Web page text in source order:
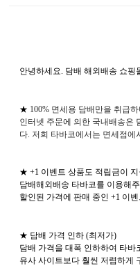
안녕하세요. 담배 해외배송 쇼핑
★ 100% 면세용 담배만을 취급하
인터넷 주문에 의한 국내배송은
다. 저희 타바코에서는 면세점에
★ +1 이벤트 상품도 적립금이
담배해외배송 타바코를 이용해
할인된 가격에 판매 중인 +1 이
★ 담배 가격 인하 (최저가)
담배 가격을 대폭 인하하여 타
유사 사이트보다 훨씬 저렴하게